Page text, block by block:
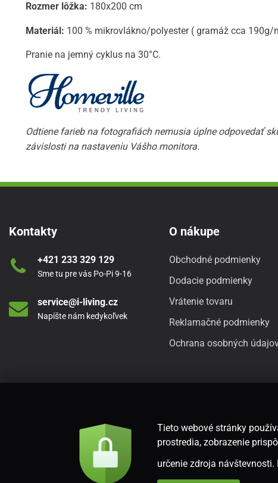
Rozmer lôžka: 180x200 cm
Materiál: 100 % mikrovlákno/polyester ( gramáž cca 190g/
Pranie na jemný cyklus na 30°C.
Odtiene farieb na fotografiách nemusia úplne odpovedať
závislosti na nastaveniu Vášho monitora.
Kontakty
+421 233 329 129
Sme tu pre vás Po-Pi 9-16
service@i-living.cz
Napíšte nám kedykoľvek
O nákupe
Obchodné podmienky
Dodacie podmienky
Vrátenie tovaru
Reklamačné podmienky
Ochrana osobných
Tieto webové stránky
prostredia, zobrazenie
určenie zdroja návštevnosti.